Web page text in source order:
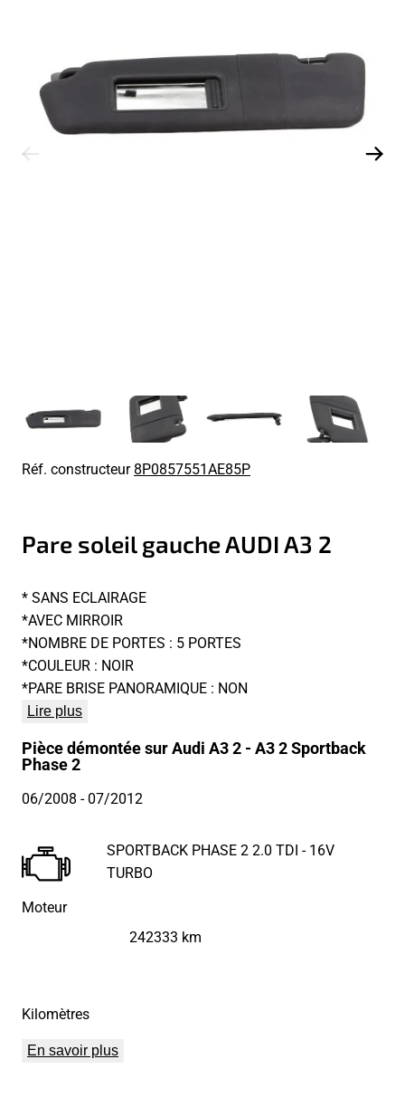
Réf. constructeur8P0857551AE85P
Pare soleil gauche AUDI A3 2
* SANS ECLAIRAGE
*AVEC MIRROIR
*NOMBRE DE PORTES : 5 PORTES
*COULEUR : NOIR
*PARE BRISE PANORAMIQUE : NON
Lire plus
Pièce démontée sur Audi A3 2 - A3 2 Sportback
Phase 2
06/2008- 07/2012
Moteur
SPORTBACK PHASE 2 2.0 TDI - 16V
TURBO
Kilomètres
242333 km
En savoir plus